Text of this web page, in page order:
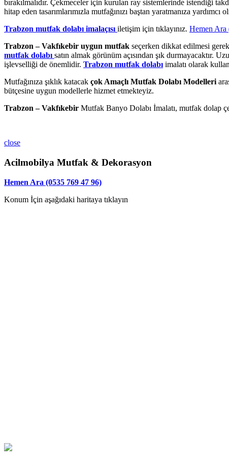
bırakılmalıdır. Çekmeceler için kurulan ray sistemlerinde istendiği
hitap eden tasarımlarımızla mutfağınızı baştan yaratmanıza yardımcı
Trabzon mutfak dolabı imalaçısı iletişim için tıklayınız. Hemen Ara
Trabzon – Vakfıkebir uygun mutfak seçerken dikkat edilmesi
mutfak dolabı satın almak görünüm açısından şık durmayacaktır.
işlevselliği de önemlidir. Trabzon mutfak dolabı imalatı olarak
Mutfağınıza şıklık katacak çok Amaçlı Mutfak Dolabı Modelleri
bütçesine uygun modellerle hizmet etmekteyiz.
Trabzon – Vakfıkebir Mutfak Banyo Dolabı İmalatı, mutfak dolap
close
Acilmobilya Mutfak & Dekorasyon
Hemen Ara (0535 769 47 96)
Konum İçin aşağıdaki haritaya tıklayın